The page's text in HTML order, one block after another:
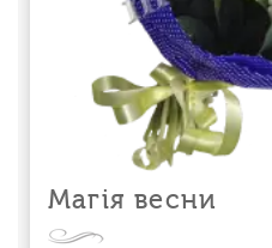
Магія весни